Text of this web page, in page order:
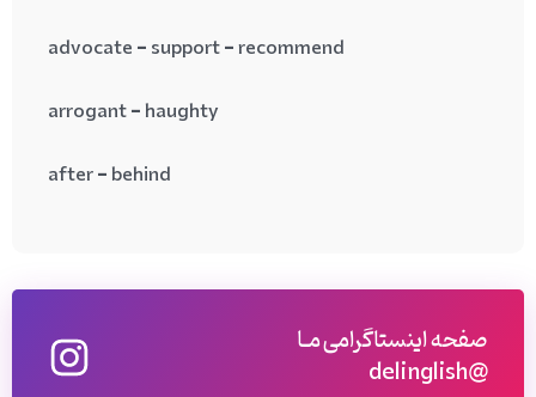
advocate = support = recommend
arrogant = haughty
after = behind
صفحه اینستاگرامی مـا
@delinglish